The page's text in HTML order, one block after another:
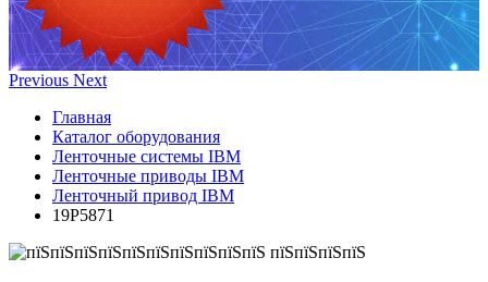
Previous Next
Главная
Каталог оборудования
Ленточные системы IBM
Ленточные приводы IBM
Ленточный привод IBM
19P5871